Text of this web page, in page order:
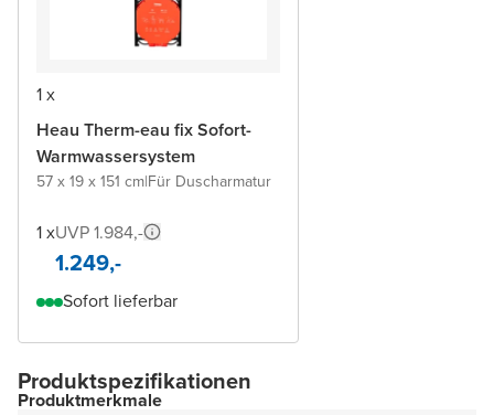
1 x
Heau Therm-eau fix Sofort-
Warmwassersystem
57 x 19 x 151 cm|Für Duscharmatur
1 xUVP 1.984,-
1.249,-
Sofort lieferbar
Produktspezifikationen
Produktmerkmale